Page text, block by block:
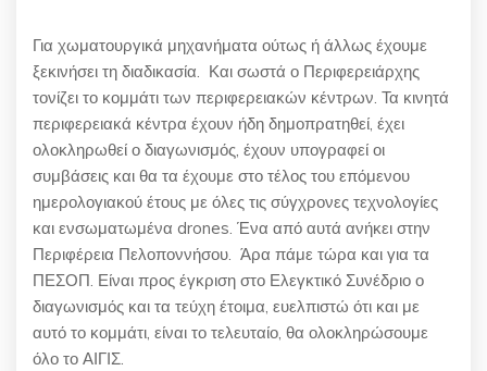
Για χωματουργικά μηχανήματα ούτως ή άλλως έχουμε
ξεκινήσει τη διαδικασία. Και σωστά ο Περιφερειάρχης
τονίζει το κομμάτι των περιφερειακών κέντρων. Τα κινητά
περιφερειακά κέντρα έχουν ήδη δημοπρατηθεί, έχει
ολοκληρωθεί ο διαγωνισμός, έχουν υπογραφεί οι
συμβάσεις και θα τα έχουμε στο τέλος του επόμενου
ημερολογιακού έτους με όλες τις σύγχρονες τεχνολογίες
και ενσωματωμένα drones. Ένα από αυτά ανήκει στην
Περιφέρεια Πελοποννήσου. Άρα πάμε τώρα και για τα
ΠΕΣΟΠ. Είναι προς έγκριση στο Ελεγκτικό Συνέδριο ο
διαγωνισμός και τα τεύχη έτοιμα, ευελπιστώ ότι και με
αυτό το κομμάτι, είναι το τελευταίο, θα ολοκληρώσουμε
όλο το ΑΙΓΙΣ.